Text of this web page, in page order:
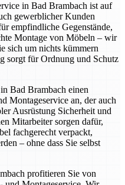
in Bad Brambach ist auf
gewerblicher Kunden
empfindliche Gegenstände,
Montage von Möbeln – wir
sich um nichts kümmern
sorgt für Ordnung und Schutz
Bad Brambach einen
Montageservice an, der auch
Ausrüstung Sicherheit und
Mitarbeiter sorgen dafür,
fachgerecht verpackt,
– ohne dass Sie selbst
profitieren Sie von